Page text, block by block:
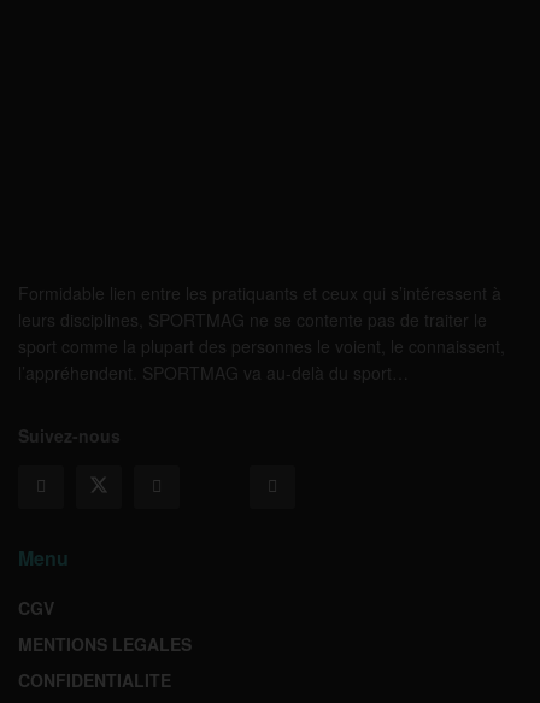
Formidable lien entre les pratiquants et ceux qui s’intéressent à
leurs disciplines, SPORTMAG ne se contente pas de traiter le
sport comme la plupart des personnes le voient, le connaissent,
l’appréhendent. SPORTMAG va au-delà du sport…
Suivez-nous
Menu
CGV
MENTIONS LEGALES
CONFIDENTIALITE